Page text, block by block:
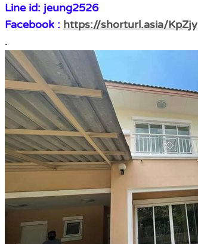
Line id: jeung2526
Facebook : https://shorturl.asia/KpZjy
.